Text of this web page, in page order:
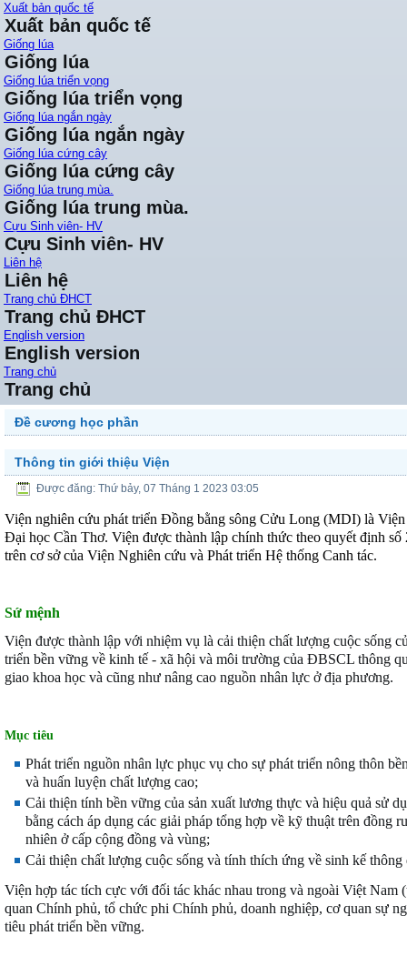
Xuất bản quốc tế
Xuất bản quốc tế
Giống lúa
Giống lúa
Giống lúa triển vọng
Giống lúa triển vọng
Giống lúa ngắn ngày
Giống lúa ngắn ngày
Giống lúa cứng cây
Giống lúa cứng cây
Giống lúa trung mùa.
Giống lúa trung mùa.
Cựu Sinh viên- HV
Cựu Sinh viên- HV
Liên hệ
Liên hệ
Trang chủ ĐHCT
Trang chủ ĐHCT
English version
English version
Trang chủ
Trang chủ
Đề cương học phần
Thông tin giới thiệu Viện
Được đăng: Thứ bảy, 07 Tháng 1 2023 03:05
Viện nghiên cứu phát triển Đồng bằng sông Cửu Long (MDI) là
Đại học Cần Thơ. Viện được thành lập chính thức theo quyết định
trên cơ sở của Viện Nghiên cứu và Phát triển Hệ thống Canh tác.
Sứ mệnh
Viện được thành lập với nhiệm vụ là cải thiện chất lượng cuộc sống
triển bền vững về kinh tế - xã hội và môi trường của ĐBSCL thông
giao khoa học và cũng như nâng cao nguồn nhân lực ở địa phương.
Mục tiêu
Phát triển nguồn nhân lực phục vụ cho sự phát triển nông thôn
và huấn luyện chất lượng cao;
Cải thiện tính bền vững của sản xuất lương thực và hiệu quả sử
bằng cách áp dụng các giải pháp tổng hợp về kỹ thuật trên đồng
nhiên ở cấp cộng đồng và vùng;
Cải thiện chất lượng cuộc sống và tính thích ứng về sinh kế
Viện hợp tác tích cực với đối tác khác nhau trong và ngoài Việt Nam
quan Chính phủ, tổ chức phi Chính phủ, doanh nghiệp, cơ quan sự
tiêu phát triển bền vững.